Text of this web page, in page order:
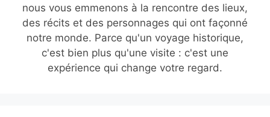
nous vous emmenons à la rencontre des lieux,
des récits et des personnages qui ont façonné
notre monde. Parce qu'un voyage historique,
c'est bien plus qu'une visite : c'est une
expérience qui change votre regard.